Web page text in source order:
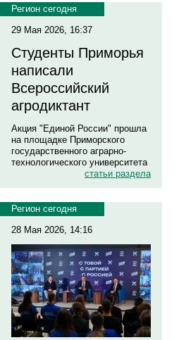
Регион сегодня
29 Мая 2026, 16:37
Студенты Приморья
написали
Всероссийский
агродиктант
Акция "Единой России" прошла
на площадке Приморского
государственного аграрно-
технологического университета
статьи раздела
Регион сегодня
28 Мая 2026, 14:16